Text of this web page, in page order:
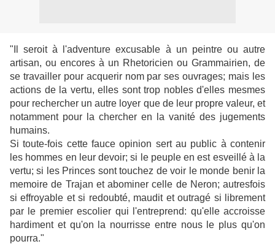
"Il seroit à l'adventure excusable à un peintre ou autre
artisan, ou encores à un Rhetoricien ou Grammairien, de
se travailler pour acquerir nom par ses ouvrages; mais les
actions de la vertu, elles sont trop nobles d'elles mesmes
pour rechercher un autre loyer que de leur propre valeur, et
notamment pour la chercher en la vanité des jugements
humains.
Si toute-fois cette fauce opinion sert au public à contenir
les hommes en leur devoir; si le peuple en est esveillé à la
vertu; si les Princes sont touchez de voir le monde benir la
memoire de Trajan et abominer celle de Neron; autresfois
si effroyable et si redoubté, maudit et outragé si librement
par le premier escolier qui l'entreprend: qu'elle accroisse
hardiment et qu'on la nourrisse entre nous le plus qu'on
pourra."